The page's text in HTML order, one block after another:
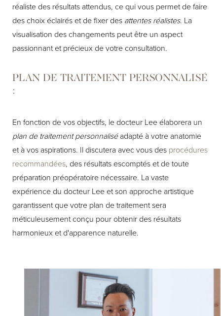
réaliste des résultats attendus, ce qui vous permet de faire
des choix éclairés et de fixer des attentes réalistes. La
visualisation des changements peut être un aspect
passionnant et précieux de votre consultation.
PLAN DE TRAITEMENT PERSONNALISÉ
:
En fonction de vos objectifs, le docteur Lee élaborera un
plan de traitement personnaliséadapté à votre anatomie
et à vos aspirations. Il discutera avec vous des procédures
recommandées, des résultats escomptés et de toute
préparation préopératoire nécessaire. La vaste
expérience du docteur Lee et son approche artistique
garantissent que votre plan de traitement sera
méticuleusement conçu pour obtenir des résultats
harmonieux et d'apparence naturelle.